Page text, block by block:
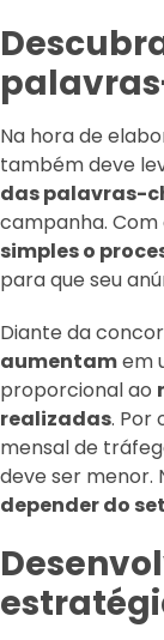
Na hora de
também deve
das palavras-
campanha. Com
simples o
para que seu
Diante da
aumentamem
proporcional ao
realizadas. Por
mensal de
deve ser menor.
depender do